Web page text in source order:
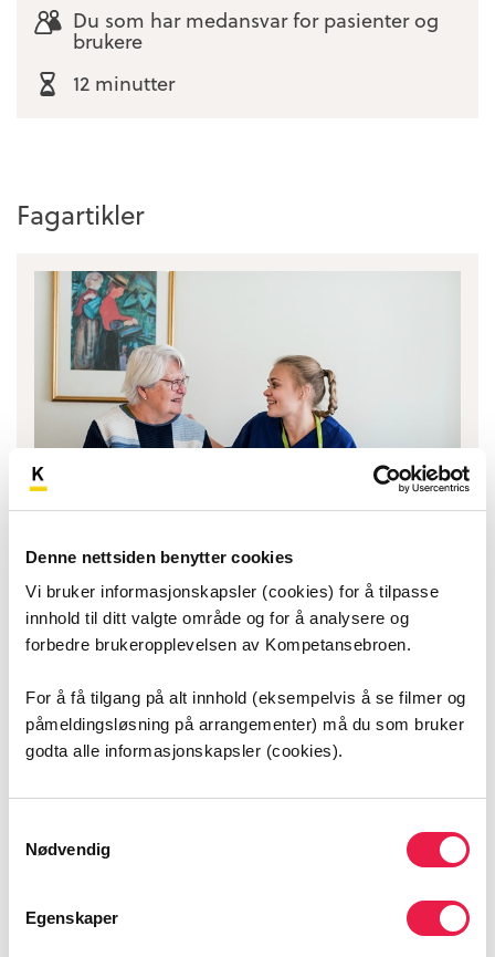
Denne nettsiden benytter cookies
Vi bruker informasjonskapsler (cookies) for å tilpasse
innhold til ditt valgte område og for å analysere og
forbedre brukeropplevelsen av Kompetansebroen.
For å få tilgang på alt innhold (eksempelvis å se filmer og
påmeldingsløsning på arrangementer) må du som bruker
godta alle informasjonskapsler (cookies).
Nødvendig
Egenskaper
Du som har medansvar for pasienter og
brukere
12 minutter
Fagartikler
Taushetsplikt for helsepersonell
Helsepersonell har taushetsplikt og kan ikke dele
mange unntak, som det er viktig at du kjenner til.